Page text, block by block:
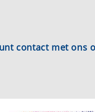
contact met ons